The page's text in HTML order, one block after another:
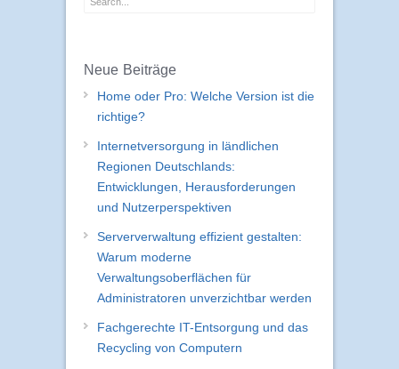
Neue Beiträge
Home oder Pro: Welche Version ist die
richtige?
Internetversorgung in ländlichen
Regionen Deutschlands:
Entwicklungen, Herausforderungen
und Nutzerperspektiven
Serververwaltung effizient gestalten:
Warum moderne
Verwaltungsoberflächen für
Administratoren unverzichtbar werden
Fachgerechte IT-Entsorgung und das
Recycling von Computern